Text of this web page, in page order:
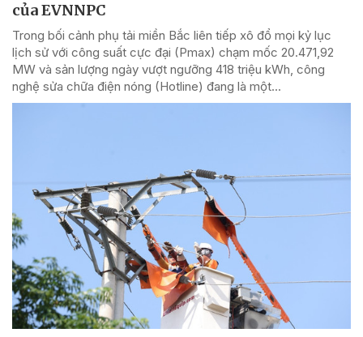
của EVNNPC
Trong bối cảnh phụ tải miền Bắc liên tiếp xô đổ mọi kỷ lục
lịch sử với công suất cực đại (Pmax) chạm mốc 20.471,92
MW và sản lượng ngày vượt ngưỡng 418 triệu kWh, công
nghệ sửa chữa điện nóng (Hotline) đang là một...